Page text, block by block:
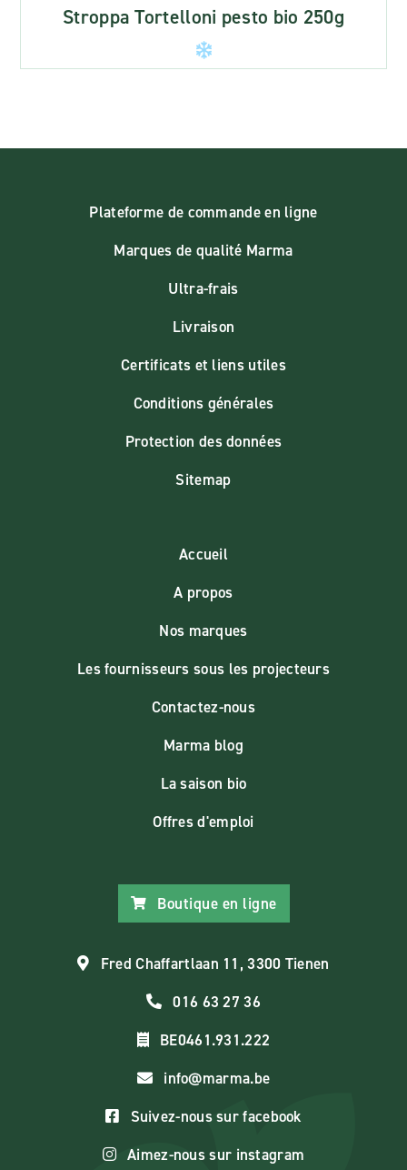
Stroppa Tortelloni pesto bio 250g
Plateforme de commande en ligne
Marques de qualité Marma
Ultra-frais
Livraison
Certificats et liens utiles
Conditions générales
Protection des données
Sitemap
Accueil
A propos
Nos marques
Les fournisseurs sous les projecteurs
Contactez-nous
Marma blog
La saison bio
Offres d'emploi
Boutique en ligne
Fred Chaffartlaan 11, 3300 Tienen
016 63 27 36
BE0461.931.222
info@marma.be
Suivez-nous sur facebook
Aimez-nous sur instagram